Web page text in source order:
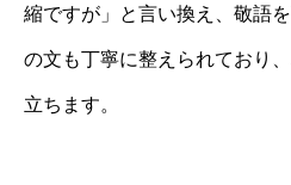
縮ですが」と言い換え、敬語
の文も丁寧に整えられており
立ちます。